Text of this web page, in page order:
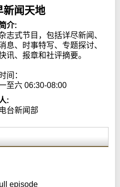
新闻天地
介:
志式节目，包括详尽新闻、
息、时事特写、专题探讨、
讯、报章和社评摘要。
间：
至六 06:30-08:00
:
台新闻部
episode